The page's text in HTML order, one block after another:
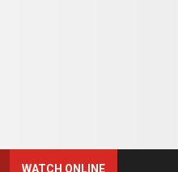
WATCH ONLINE